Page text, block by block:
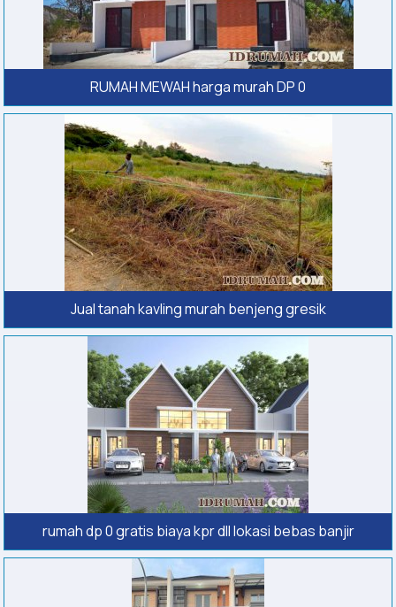
RUMAH MEWAH harga murah DP 0
Jual tanah kavling murah benjeng gresik
rumah dp 0 gratis biaya kpr dll lokasi bebas banjir